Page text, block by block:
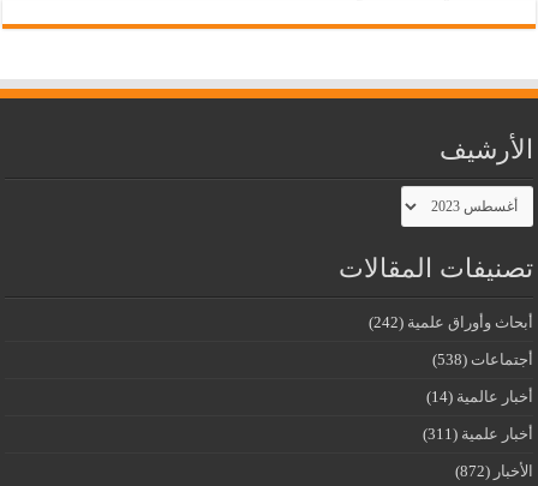
الأرشيف
الأرشيف
تصنيفات المقالات
أبحاث وأوراق علمية (242)
أجتماعات (538)
أخبار عالمية (14)
أخبار علمية (311)
الأخبار (872)